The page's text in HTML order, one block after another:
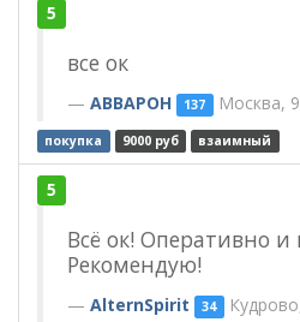
5
все ок
ABBAPOH 137 Москва, 9
покупка 9000 руб взаимный
5
Всё ок! Оперативно и
Рекомендую!
AlternSpirit 34